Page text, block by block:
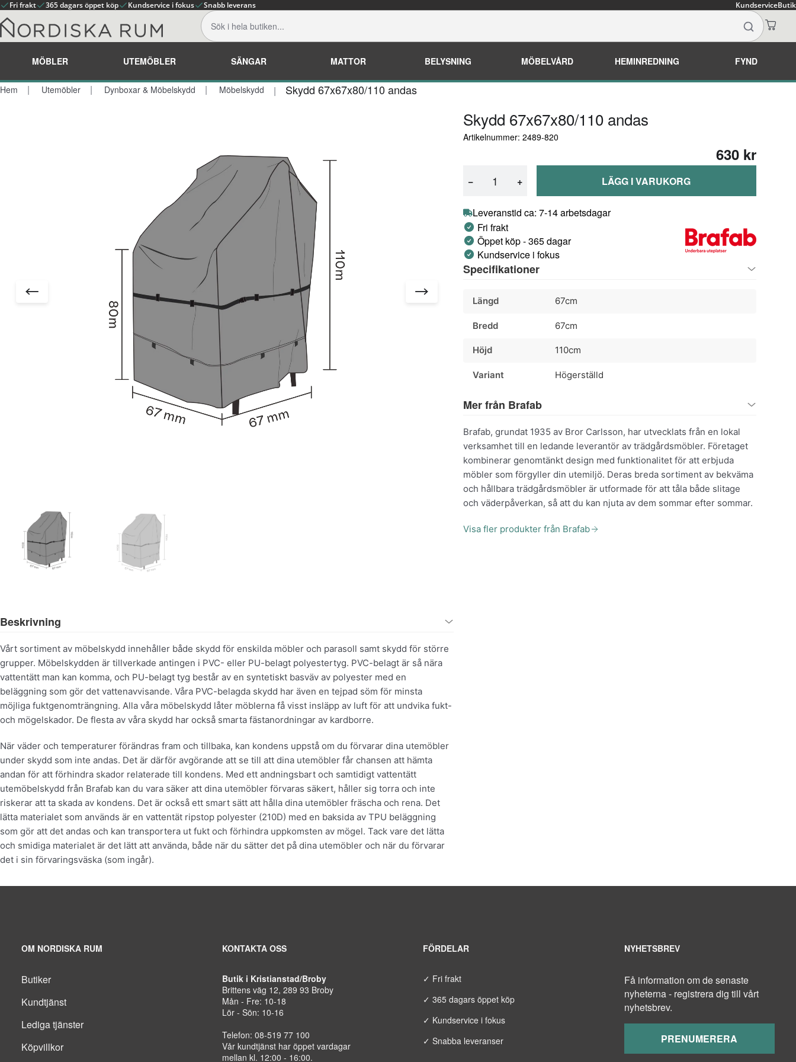
Fri frakt 365 dagars öppet köp Kundservice i fokus Snabb leverans KundserviceButik
MÖBLER UTEMÖBLER SÄNGAR MATTOR BELYSNING MÖBELVÅRD HEMINREDNING FYND
Hem Utemöbler Dynboxar & Möbelskydd Möbelskydd Skydd 67x67x80/110 andas
Beskrivning
Vårt sortiment av möbelskydd innehåller både skydd för enskilda möbler och parasoll samt skydd för större
grupper. Möbelskydden är tillverkade antingen i PVC- eller PU-belagt polyestertyg. PVC-belagt är så nära
vattentätt man kan komma, och PU-belagt tyg består av en syntetiskt basväv av polyester med en
beläggning som gör det vattenavvisande. Våra PVC-belagda skydd har även en tejpad söm för minsta
möjliga fuktgenomträngning. Alla våra möbelskydd låter möblerna få visst insläpp av luft för att undvika fukt-
och mögelskador. De flesta av våra skydd har också smarta fästanordningar av kardborre.
När väder och temperaturer förändras fram och tillbaka, kan kondens uppstå om du förvarar dina utemöbler
under skydd som inte andas. Det är därför avgörande att se till att dina utemöbler får chansen att hämta
andan för att förhindra skador relaterade till kondens. Med ett andningsbart och samtidigt vattentätt
utemöbelskydd från Brafab kan du vara säker att dina utemöbler förvaras säkert, håller sig torra och inte
riskerar att ta skada av kondens. Det är också ett smart sätt att hålla dina utemöbler fräscha och rena. Det
lätta materialet som används är en vattentät ripstop polyester (210D) med en baksida av TPU beläggning
som gör att det andas och kan transportera ut fukt och förhindra uppkomsten av mögel. Tack vare det lätta
och smidiga materialet är det lätt att använda, både när du sätter det på dina utemöbler och när du förvarar
det i sin förvaringsväska (som ingår).
Skydd 67x67x80/110 andas
Artikelnummer: 2489-820
630 kr
− + LÄGG I VARUKORG
Leveranstid ca: 7-14 arbetsdagar
Fri frakt
Öppet köp - 365 dagar
Kundservice i fokus
Specifikationer
Längd 67cm
Bredd 67cm
Höjd 110cm
Variant Högerställd
Mer från Brafab
Brafab, grundat 1935 av Bror Carlsson, har utvecklats från en lokal
verksamhet till en ledande leverantör av trädgårdsmöbler. Företaget
kombinerar genomtänkt design med funktionalitet för att erbjuda
möbler som förgyller din utemiljö. Deras breda sortiment av bekväma
och hållbara trädgårdsmöbler är utformade för att tåla både slitage
och väderpåverkan, så att du kan njuta av dem sommar efter sommar.
Visa fler produkter från Brafab
OM NORDISKA RUM
Butiker
Kundtjänst
Lediga tjänster
Köpvillkor
KONTAKTA OSS
Butik i Kristianstad/Broby
Brittens väg 12, 289 93 Broby
Mån - Fre: 10-18
Lör - Sön: 10-16
Telefon: 08-519 77 100
Vår kundtjänst har öppet vardagar
mellan kl. 12:00 - 16:00.
FÖRDELAR
✓ Fri frakt
✓ 365 dagars öppet köp
✓ Kundservice i fokus
✓ Snabba leveranser
NYHETSBREV
Få information om de senaste
nyheterna - registrera dig till vårt
nyhetsbrev.
PRENUMERERA